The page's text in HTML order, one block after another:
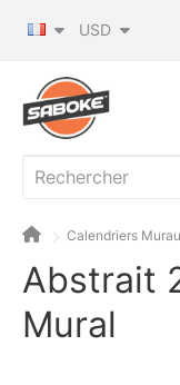
USD
Calendriers
Abstrait
Mural